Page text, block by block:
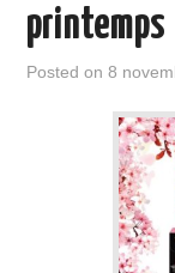
INTERNATIONAL
A PROPOS
printemps
Posted on8